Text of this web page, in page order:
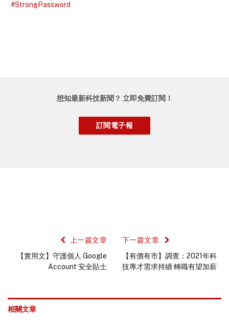
#StrongPassword
想知最新科技新聞？ 立即免費訂閱！
上一篇文章
【實用文】守護個人 Google
Account 安全貼士
下一篇文章
【有價有市】調查：2021年科
技專才需求持續 轉職有望加薪
相關文章